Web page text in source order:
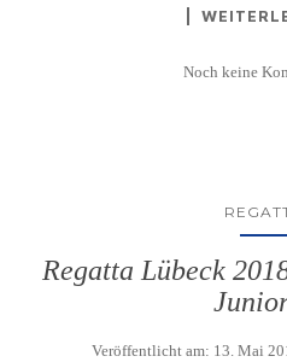
Noch keine
Regatta Lübeck
Veröffentlicht am: 13. Mai